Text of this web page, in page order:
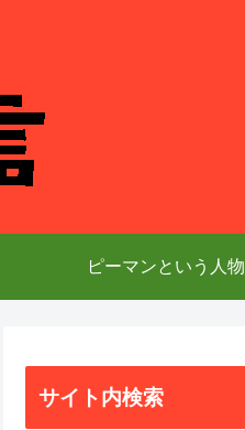
ピーマンという人物
サイト内検索